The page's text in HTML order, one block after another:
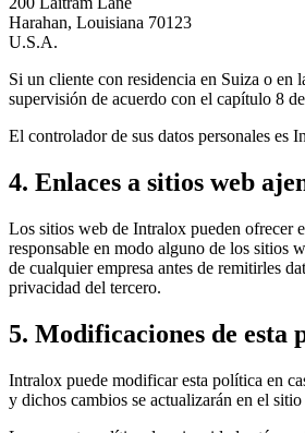
Harahan, Louisiana 70123
U.S.A.
Si un cliente con residencia en Suiza o en
supervisión de acuerdo con el capítulo 8
El controlador de sus datos personales es
4. Enlaces a sitios web
Los sitios web de Intralox pueden ofrecer
responsable en modo alguno de los sitios
de cualquier empresa antes de remitirles
privacidad del tercero.
5. Modificaciones de esta
Intralox puede modificar esta política en
y dichos cambios se actualizarán en el